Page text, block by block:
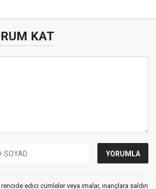
KAT
edici cümleler veya imalar, inançlara saldırı